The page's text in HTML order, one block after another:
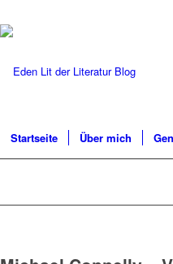
Startseite Über mich